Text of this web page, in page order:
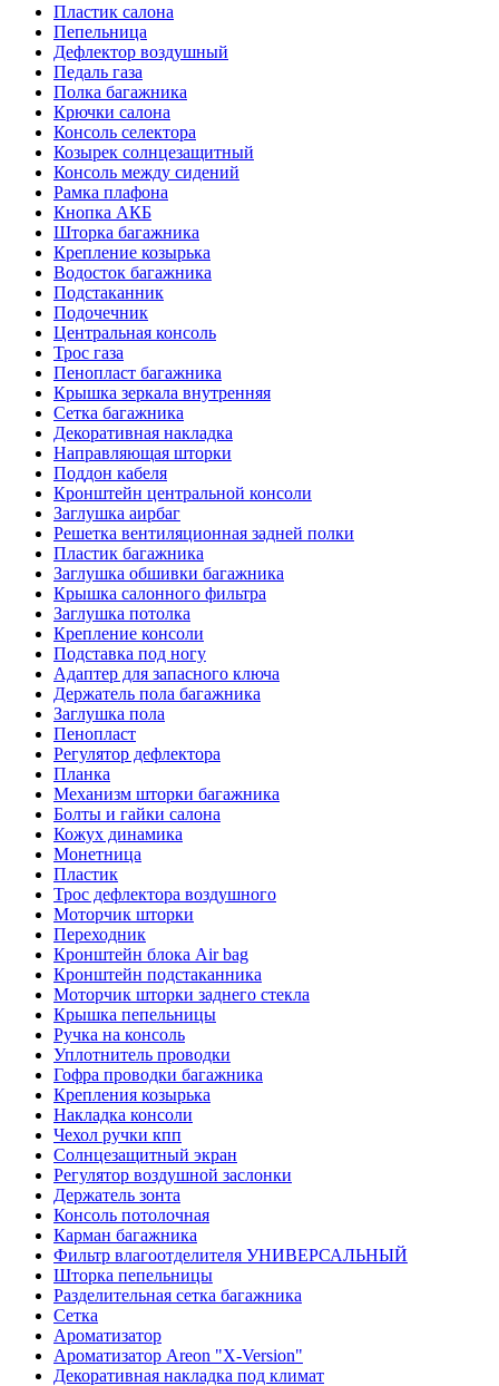
Пластик салона
Пепельница
Дефлектор воздушный
Педаль газа
Полка багажника
Крючки салона
Консоль селектора
Козырек солнцезащитный
Консоль между сидений
Рамка плафона
Кнопка АКБ
Шторка багажника
Крепление козырька
Водосток багажника
Подстаканник
Подочечник
Центральная консоль
Трос газа
Пенопласт багажника
Крышка зеркала внутренняя
Сетка багажника
Декоративная накладка
Направляющая шторки
Поддон кабеля
Кронштейн центральной консоли
Заглушка аирбаг
Решетка вентиляционная задней полки
Пластик багажника
Заглушка обшивки багажника
Крышка салонного фильтра
Заглушка потолка
Крепление консоли
Подставка под ногу
Адаптер для запасного ключа
Держатель пола багажника
Заглушка пола
Пенопласт
Регулятор дефлектора
Планка
Механизм шторки багажника
Болты и гайки салона
Кожух динамика
Монетница
Пластик
Трос дефлектора воздушного
Моторчик шторки
Переходник
Кронштейн блока Air bag
Кронштейн подстаканника
Моторчик шторки заднего стекла
Крышка пепельницы
Ручка на консоль
Уплотнитель проводки
Гофра проводки багажника
Крепления козырька
Накладка консоли
Чехол ручки кпп
Солнцезащитный экран
Регулятор воздушной заслонки
Держатель зонта
Консоль потолочная
Карман багажника
Фильтр влагоотделителя УНИВЕРСАЛЬНЫЙ
Шторка пепельницы
Разделительная сетка багажника
Сетка
Ароматизатор
Ароматизатор Areon "X-Version"
Декоративная накладка под климат